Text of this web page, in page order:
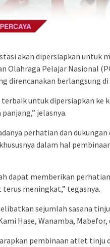
akan dipersiapkan untuk
Olahraga Pelajar Nasional
direncanakan berlangsung di
untuk dipersiapkan ke
jelasnya.
perhatian dan
dalam hal
dapat memberikan
meningkat,” tegasnya.
sejumlah sasana tinju
Hase, Wanamba, Mabefor,
pembinaan atlet tinju